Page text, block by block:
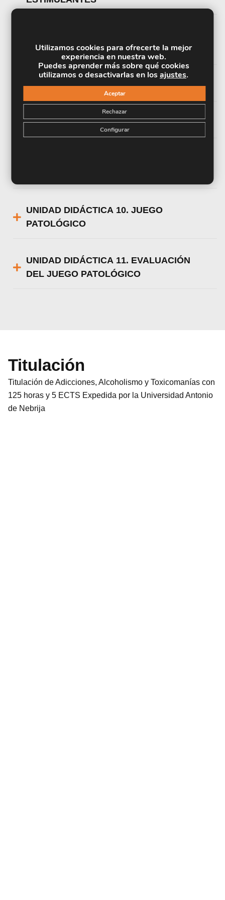
ALUCINÓGENAS
UNIDAD DIDÁCTICA 7. ALCOHOLISMO
UNIDAD DIDÁCTICA 8. TABAQUISMO
UNIDAD DIDÁCTICA 10. JUEGO
PATOLÓGICO
UNIDAD DIDÁCTICA 11. EVALUACIÓN
DEL JUEGO PATOLÓGICO
Titulación
Titulación de Adicciones, Alcoholismo y Toxicomanías con
125 horas y 5 ECTS Expedida por la Universidad Antonio
de Nebrija
Utilizamos cookies para ofrecerte la mejor
experiencia en nuestra web.
Puedes aprender más sobre qué cookies
utilizamos o desactivarlas en losajustes.
Aceptar
Rechazar
Configurar